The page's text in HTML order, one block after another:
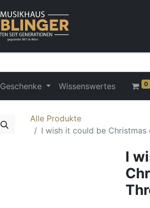
Geschenke Wissenswertes 0
Alle Produkte
I wish it could be
I